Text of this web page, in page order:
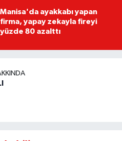
Manisa'da ayakkabı yapan
firma, yapay zekayla fireyi
yüzde 80 azalttı